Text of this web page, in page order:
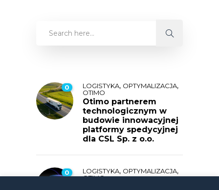
0 LOGISTYKA, OPTYMALIZACJA,
OTIMO
Otimo partnerem
technologicznym w
budowie innowacyjnej
platformy spedycyjnej
dla CSL Sp. z o.o.
0 LOGISTYKA, OPTYMALIZACJA,
OTIMO